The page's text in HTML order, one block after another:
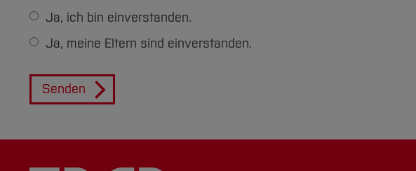
Ja, ich bin einverstanden.
Ja, meine Eltern sind einverstanden.
Senden